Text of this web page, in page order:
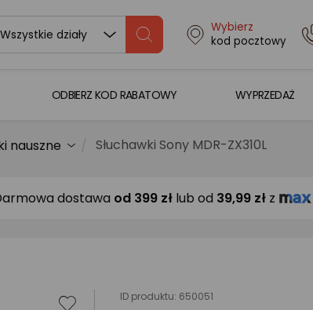
Wszystkie działy
Wybierz
kod pocztowy
ODBIERZ KOD RABATOWY WYPRZEDAŻ
nauszne Słuchawki Sony MDR-ZX310L
dostawa od 399 zł lub od 39,99 zł z
ID produktu: 650051